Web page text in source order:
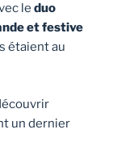
le duo
et festive
étaient au
un dernier